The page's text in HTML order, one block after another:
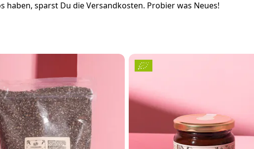
sparst Du die Versandkosten. Probier was Neues!